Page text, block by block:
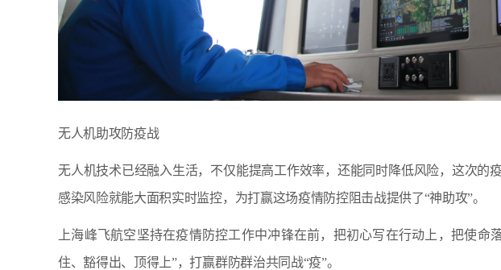
无人机助攻防疫战
无人机技术已经融入生活，不仅能提高工作效率，还能同时降低风险，这次的
感染风险就能大面积实时监控，为打赢这场疫情防控阻击战提供了“神助攻”。
上海峰飞航空坚持在疫情防控工作中冲锋在前，把初心写在行动上，把使命
住、豁得出、顶得上”，打赢群防群治共同战“疫”。